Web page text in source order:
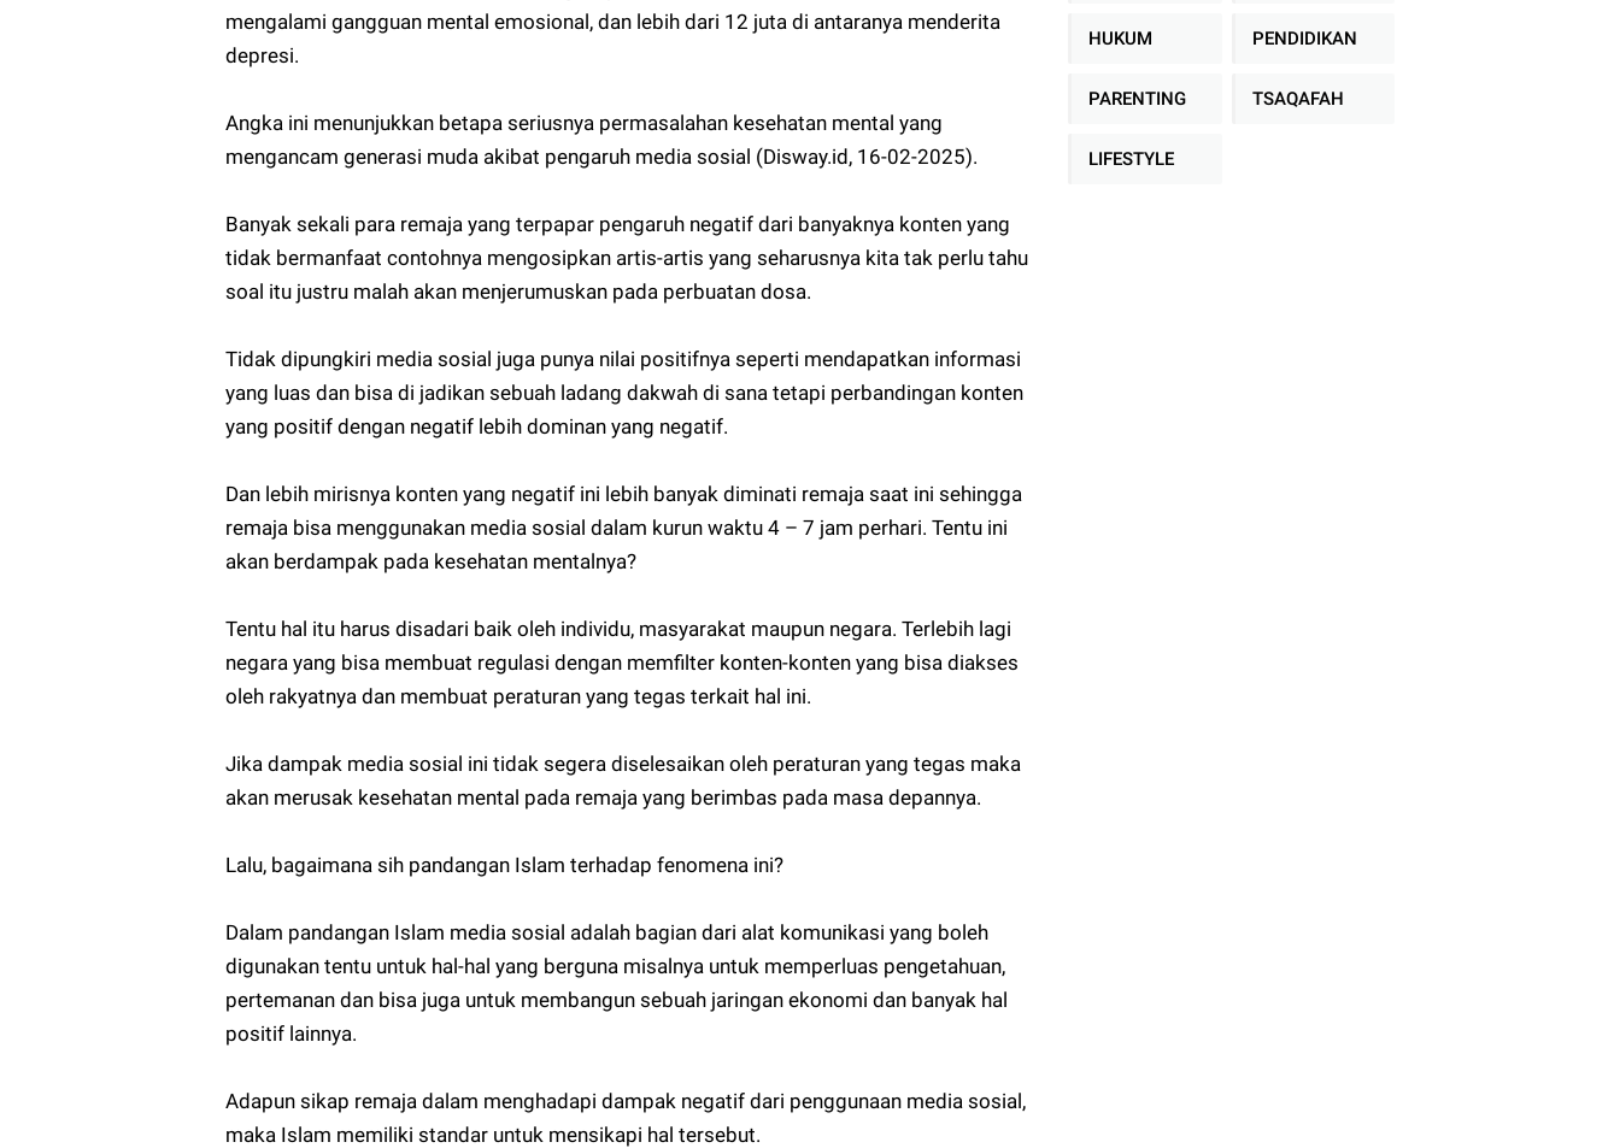
mengalami gangguan mental emosional, dan lebih dari 12 juta di antaranya menderita
depresi.
Angka ini menunjukkan betapa seriusnya permasalahan kesehatan mental yang
mengancam generasi muda akibat pengaruh media sosial (Disway.id, 16-02-2025).
Banyak sekali para remaja yang terpapar pengaruh negatif dari banyaknya konten yang
tidak bermanfaat contohnya mengosipkan artis-artis yang seharusnya kita tak perlu tahu
soal itu justru malah akan menjerumuskan pada perbuatan dosa.
Tidak dipungkiri media sosial juga punya nilai positifnya seperti mendapatkan informasi
yang luas dan bisa di jadikan sebuah ladang dakwah di sana tetapi perbandingan konten
yang positif dengan negatif lebih dominan yang negatif.
Dan lebih mirisnya konten yang negatif ini lebih banyak diminati remaja saat ini sehingga
remaja bisa menggunakan media sosial dalam kurun waktu 4 – 7 jam perhari. Tentu ini
akan berdampak pada kesehatan mentalnya?
Tentu hal itu harus disadari baik oleh individu, masyarakat maupun negara. Terlebih lagi
negara yang bisa membuat regulasi dengan memfilter konten-konten yang bisa diakses
oleh rakyatnya dan membuat peraturan yang tegas terkait hal ini.
Jika dampak media sosial ini tidak segera diselesaikan oleh peraturan yang tegas maka
akan merusak kesehatan mental pada remaja yang berimbas pada masa depannya.
Lalu, bagaimana sih pandangan Islam terhadap fenomena ini?
Dalam pandangan Islam media sosial adalah bagian dari alat komunikasi yang boleh
digunakan tentu untuk hal-hal yang berguna misalnya untuk memperluas pengetahuan,
pertemanan dan bisa juga untuk membangun sebuah jaringan ekonomi dan banyak hal
positif lainnya.
Adapun sikap remaja dalam menghadapi dampak negatif dari penggunaan media sosial,
maka Islam memiliki standar untuk mensikapi hal tersebut.
HUKUM PENDIDIKAN
PARENTING TSAQAFAH
LIFESTYLE